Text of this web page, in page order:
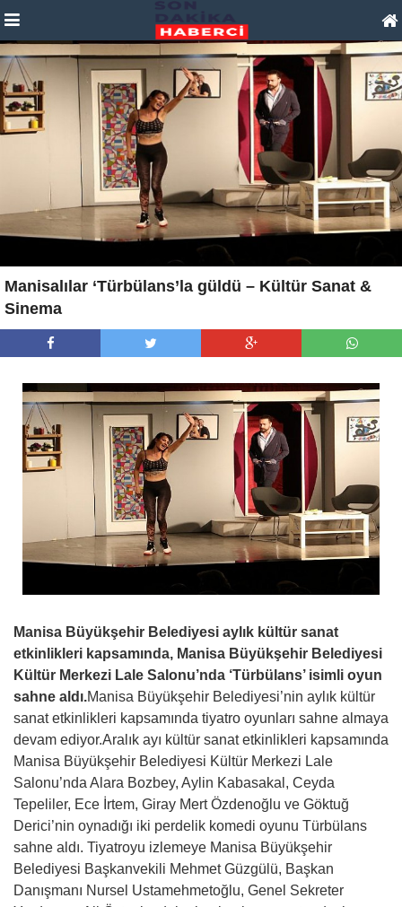
Manisalılar ‘Türbülans’la güldü – Kültür Sanat &
Sinema
Manisa Büyükşehir Belediyesi aylık kültür sanat
etkinlikleri kapsamında, Manisa Büyükşehir Belediyesi
Kültür Merkezi Lale Salonu’nda ‘Türbülans’ isimli oyun
sahne aldı.Manisa Büyükşehir Belediyesi’nin aylık kültür
sanat etkinlikleri kapsamında tiyatro oyunları sahne almaya
devam ediyor.Aralık ayı kültür sanat etkinlikleri kapsamında
Manisa Büyükşehir Belediyesi Kültür Merkezi Lale
Salonu’nda Alara Bozbey, Aylin Kabasakal, Ceyda
Tepeliler, Ece İrtem, Giray Mert Özdenoğlu ve Göktuğ
Derici’nin oynadığı iki perdelik komedi oyunu Türbülans
sahne aldı. Tiyatroyu izlemeye Manisa Büyükşehir
Belediyesi Başkanvekili Mehmet Güzgülü, Başkan
Danışmanı Nursel Ustamehmetoğlu, Genel Sekreter